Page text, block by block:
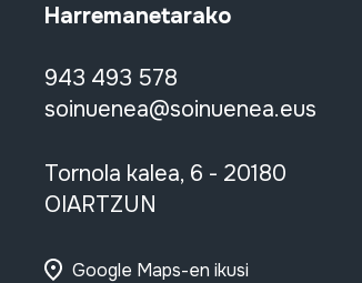
Harremanetarako
943 493 578
soinuenea@soinuenea.eus
Tornola kalea, 6 - 20180
OIARTZUN
Google Maps-en ikusi